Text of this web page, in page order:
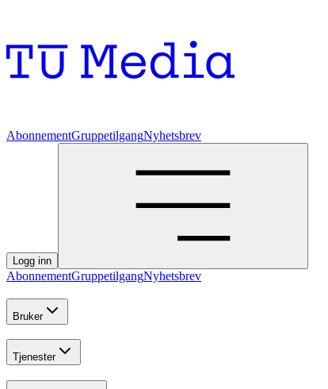
AbonnementGruppetilgangNyhetsbrev
Logg inn
AbonnementGruppetilgangNyhetsbrev
Bruker
Tjenester